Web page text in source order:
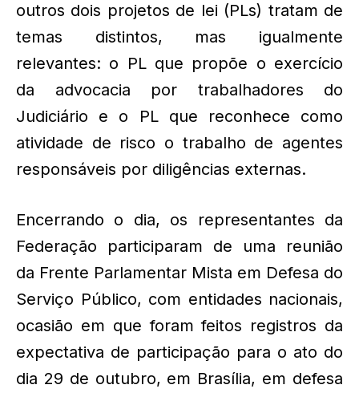
outros dois projetos de lei (PLs) tratam de
temas distintos, mas igualmente
relevantes: o PL que propõe o exercício
da advocacia por trabalhadores do
Judiciário e o PL que reconhece como
atividade de risco o trabalho de agentes
responsáveis por diligências externas.
Encerrando o dia, os representantes da
Federação participaram de uma reunião
da Frente Parlamentar Mista em Defesa do
Serviço Público, com entidades nacionais,
ocasião em que foram feitos registros da
expectativa de participação para o ato do
dia 29 de outubro, em Brasília, em defesa